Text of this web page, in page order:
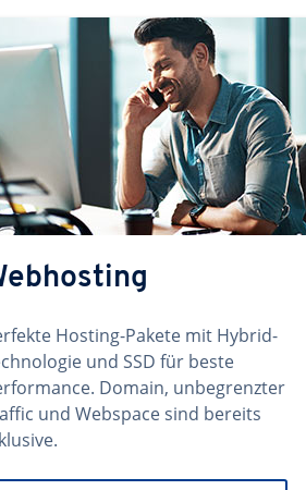
Hosting-Pakete mit Hybrid-
und SSD für beste
Domain, unbegrenzter
und Webspace sind bereits